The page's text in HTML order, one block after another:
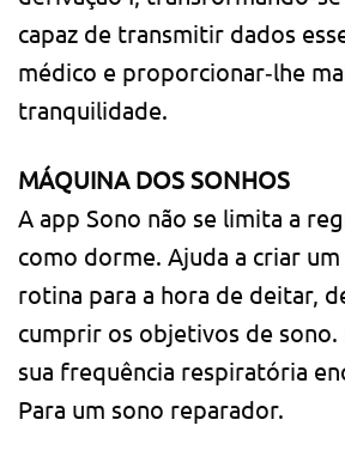
capaz de transmitir dados
médico e proporcionar‑lhe
tranquilidade.
MÁQUINA DOS SONHOS
A app Sono não se limita a
como dorme. Ajuda a criar
rotina para a hora de deitar,
cumprir os objetivos de sono.
sua frequência respiratória
Para um sono reparador.